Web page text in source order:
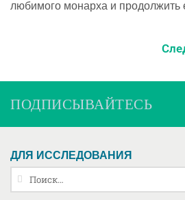
любимого монарха и продолжить
ПОДПИСЫВАЙТЕСЬ
ДЛЯ ИССЛЕДОВАНИЯ
Найти: